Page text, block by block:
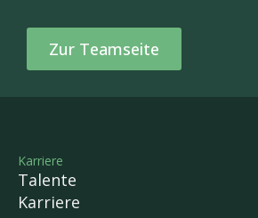
Zur Teamseite
Karriere
Talente
Karriere